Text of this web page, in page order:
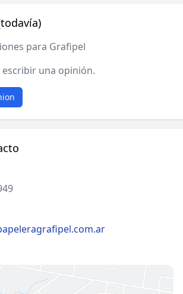
para Grafipel
escribir una opinión.